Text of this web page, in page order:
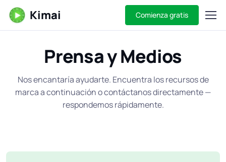
Kimai Comienza gratis
Prensa y Medios
Nos encantaría ayudarte. Encuentra los recursos de
marca a continuación o contáctanos directamente —
respondemos rápidamente.